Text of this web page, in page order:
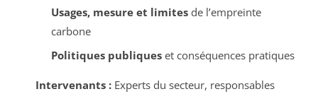
Usages, mesure et limites de l’empreinte
carbone
Politiques publiques et conséquences pratiques
Intervenants :Experts du secteur, responsables